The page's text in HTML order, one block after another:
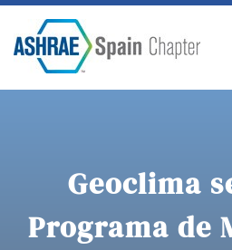
Geoclima
Programa de